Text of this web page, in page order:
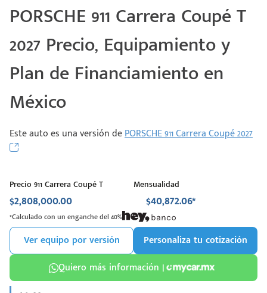
PORSCHE 911 Carrera Coupé T
2027 Precio, Equipamiento y
Plan de Financiamiento en
México
Este auto es una versión dePORSCHE 911 Carrera Coupé 2027
Precio 911 Carrera Coupé T
$2,808,000.00
Mensualidad
$40,872.06*
*Calculado con un enganche del 40%
Ver equipo por versión
Personaliza tu cotización
Quiero más información |